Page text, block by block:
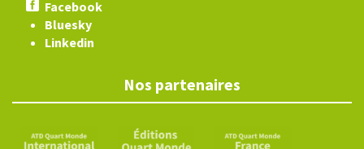
Facebook
Bluesky
Linkedin
Nos partenaires